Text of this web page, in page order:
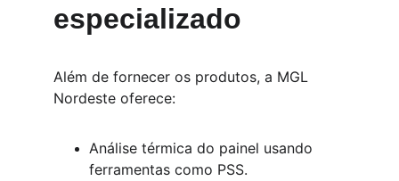
especializado
Além de fornecer os produtos, a MGL
Nordeste oferece:
Análise térmica do painel usando
ferramentas como PSS.